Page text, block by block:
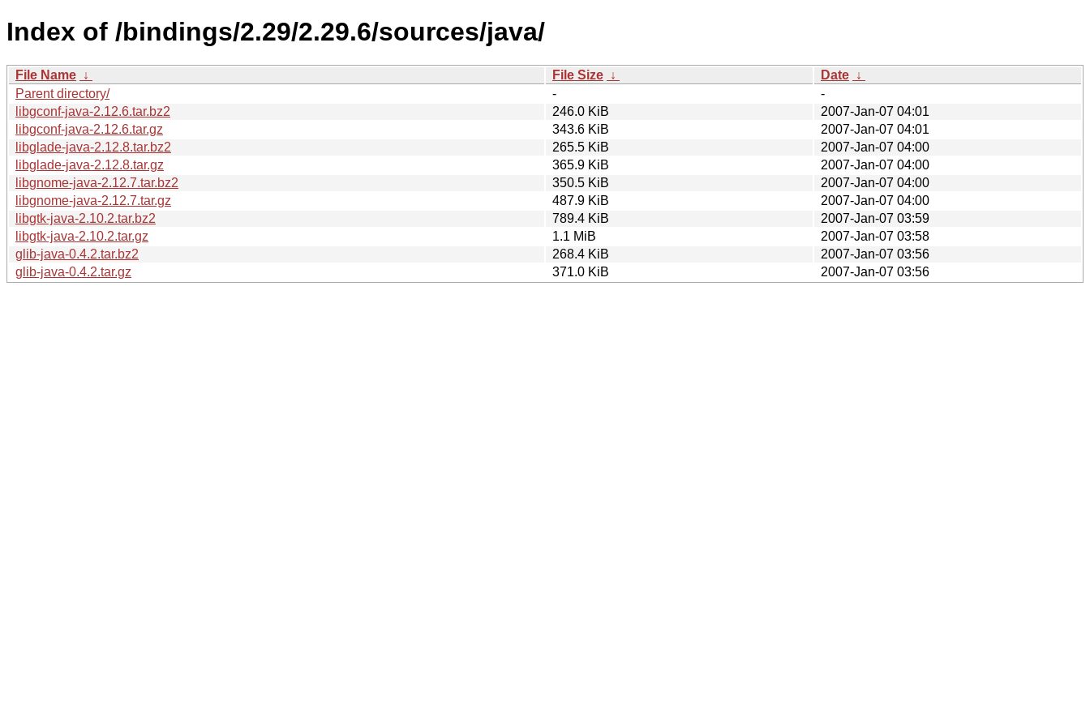
Index of /bindings/2.29/2.29.6/sources/java/
File Name ↓ File Size ↓ Date ↓
Parent directory/
-
-
libgconf-java-2.12.6.tar.bz2
246.0 KiB
2007-Jan-07 04:01
libgconf-java-2.12.6.tar.gz
343.6 KiB
2007-Jan-07 04:01
libglade-java-2.12.8.tar.bz2
265.5 KiB
2007-Jan-07 04:00
libglade-java-2.12.8.tar.gz
365.9 KiB
2007-Jan-07 04:00
libgnome-java-2.12.7.tar.bz2
350.5 KiB
2007-Jan-07 04:00
libgnome-java-2.12.7.tar.gz
487.9 KiB
2007-Jan-07 04:00
libgtk-java-2.10.2.tar.bz2
789.4 KiB
2007-Jan-07 03:59
libgtk-java-2.10.2.tar.gz
1.1 MiB
2007-Jan-07 03:58
glib-java-0.4.2.tar.bz2
268.4 KiB
2007-Jan-07 03:56
glib-java-0.4.2.tar.gz
371.0 KiB 2007-Jan-07 03:56